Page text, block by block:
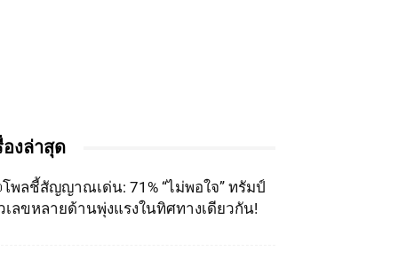
องล่าสุด
โพลชี้สัญญาณเด่น: 71% “ไม่พอใจ” ทรัมป์
เลขหลายด้านพุ่งแรงในทิศทางเดียวกัน!